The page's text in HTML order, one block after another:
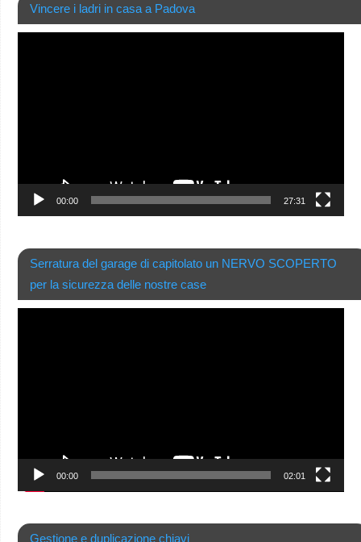
Vincere i ladri in casa a Padova
00:00 27:31
Serratura del garage di capitolato un NERVO SCOPERTO
per la sicurezza delle nostre case
00:00 02:01
Gestione e duplicazione chiavi